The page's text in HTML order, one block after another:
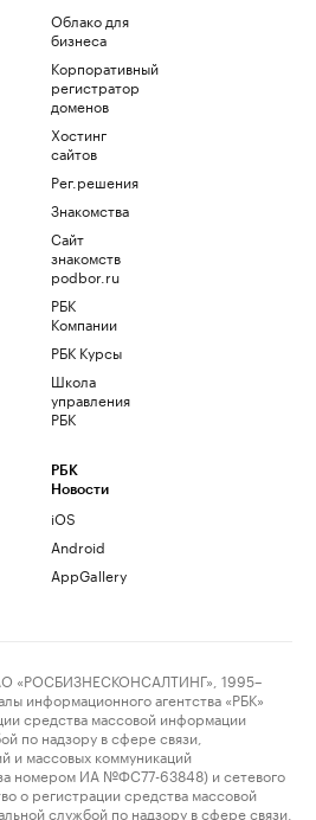
Облако для
бизнеса
Корпоративный
регистратор
доменов
Хостинг
сайтов
Рег.решения
Знакомства
Сайт
знакомств
podbor.ru
РБК
Компании
РБК Курсы
Школа
управления
РБК
РБК
Новости
iOS
Android
AppGallery
«РОСБИЗНЕСКОНСАЛТИНГ», 1995–
информационного агентства «РБК»
средства массовой информации
по надзору в сфере связи,
и массовых коммуникаций
номером ИА №ФС77-63848) и сетевого
о регистрации средства массовой
службой по надзору в сфере связи,